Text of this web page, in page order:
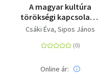
A magyar kultúra
törökségi kapcsolatai
- Népzene, néprajz,
Csáki Éva Sipos János
Online ár: